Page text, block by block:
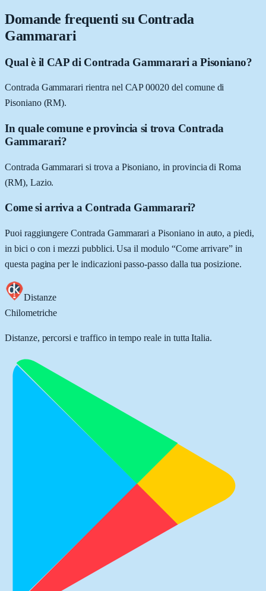
Domande frequenti su Contrada
Gammarari
Qual è il CAP di Contrada Gammarari a Pisoniano?
Contrada Gammarari rientra nel CAP 00020 del comune di
Pisoniano (RM).
In quale comune e provincia si trova Contrada
Gammarari?
Contrada Gammarari si trova a Pisoniano, in provincia di Roma
(RM), Lazio.
Come si arriva a Contrada Gammarari?
Puoi raggiungere Contrada Gammarari a Pisoniano in auto, a piedi,
in bici o con i mezzi pubblici. Usa il modulo “Come arrivare” in
questa pagina per le indicazioni passo-passo dalla tua posizione.
Distanze
Chilometriche
Distanze, percorsi e traffico in tempo reale in tutta Italia.